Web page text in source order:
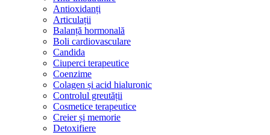
Antioxidanți
Articulații
Balanță hormonală
Boli cardiovasculare
Candida
Ciuperci terapeutice
Coenzime
Colagen și acid hialuronic
Controlul greutății
Cosmetice terapeutice
Creier și memorie
Detoxifiere